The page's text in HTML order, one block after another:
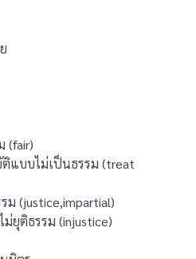
(fair)
ติแบบไม่เป็นธรรม (treat
ม (justice,impartial)
ม่ยุติธรรม (injustice)